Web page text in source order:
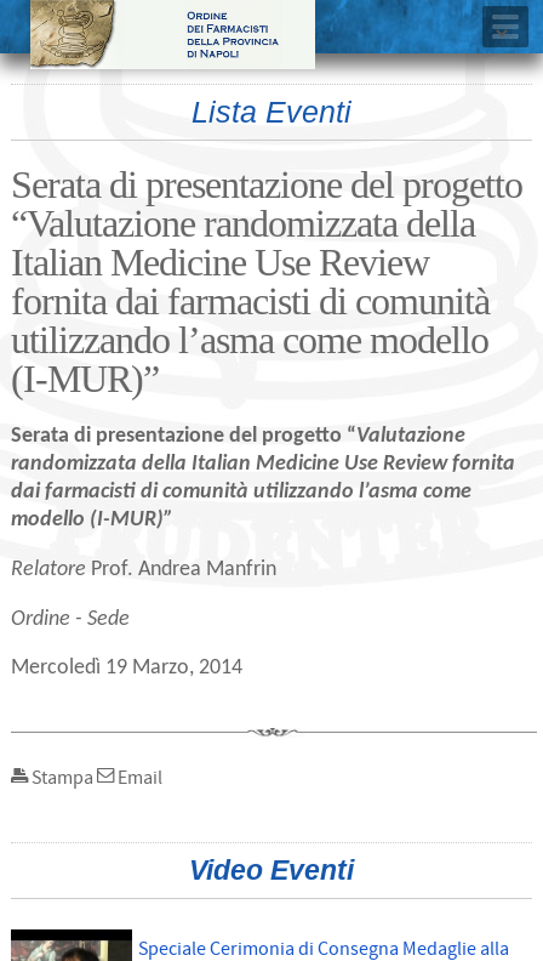
Lista Eventi
Serata di presentazione del progetto
“Valutazione randomizzata della
Italian Medicine Use Review
fornita dai farmacisti di comunità
utilizzando l’asma come modello
(I-MUR)”
Serata di presentazione del progetto “Valutazione
randomizzata della Italian Medicine Use Review fornita
dai farmacisti di comunità utilizzando l’asma come
modello (I-MUR)”
Relatore Prof. Andrea Manfrin
Ordine - Sede
Mercoledì 19 Marzo, 2014
Stampa Email
Video Eventi
Speciale Cerimonia di Consegna Medaglie alla